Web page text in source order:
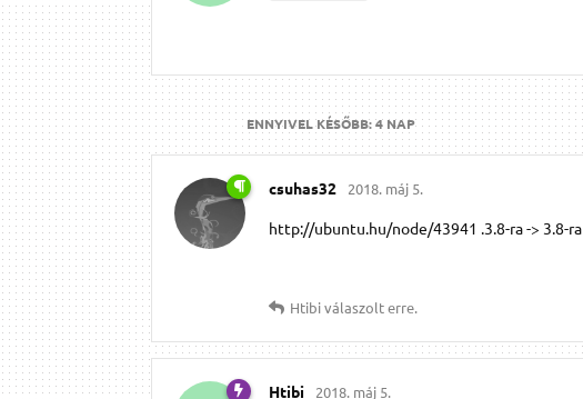
ENNYIVEL KÉSŐBB:4 NAP
csuhas32 2018. máj 5.
http://ubuntu.hu/node/43941 .3.8-ra -> 3.8-ra
Htibiválaszolt erre.
Htibi 2018. máj 5.